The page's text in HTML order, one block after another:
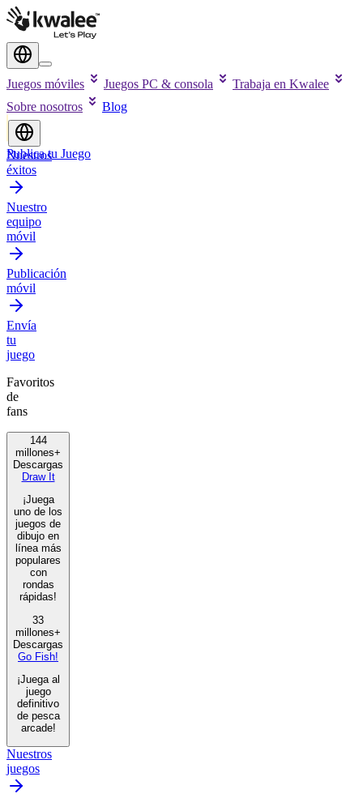
Juegos móviles Juegos PC & consola
Trabaja en Kwalee
Sobre nosotros
Blog
Publica tu Juego
Nuestros
éxitos
Nuestro
equipo
móvil
Publicación
móvil
Envía
tu
juego
Favoritos
de
fans
144
millones+
Descargas
Draw It
¡Juega
uno de los
juegos de
dibujo en
línea más
populares
con
rondas
rápidas!
33
millones+
Descargas
Go Fish!
¡Juega al
juego
definitivo
de pesca
arcade!
Nuestros
juegos